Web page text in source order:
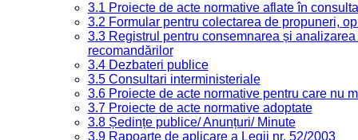
3.1 Proiecte de acte normative aflate în
3.2 Formular pentru colectarea de propuneri,
3.3 Registrul pentru consemnarea și
recomandărilor
3.4 Dezbateri publice
3.5 Consultari interministeriale
3.6 Proiecte de acte normative pentru care nu
3.7 Proiecte de acte normative adoptate
3.8 Ședințe publice/ Anunțuri/ Minute
3.9 Rapoarte de aplicare a Legii nr. 52/2003